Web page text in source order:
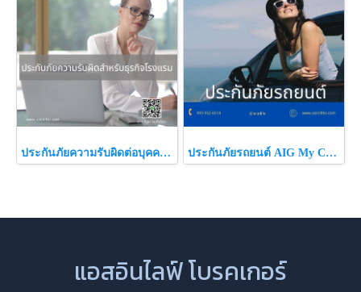
ประกันภัยความรับผิดต่อบุคคลภายนอกสำหรับธุรกิจโรงแรม ประกันภัยรถยนต์ AIG My Car My Choice
แอสอินไลฟ์ โบรคเกอร์